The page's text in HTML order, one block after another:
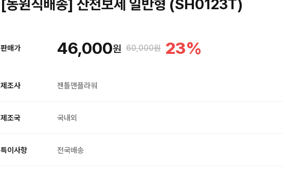
[농원직배송] 산천보세 일반형 (SH0123T)
판매가 46,000원 60,000원 23%
제조사 젠틀맨플라워
제조국 국내외
특이사항 전국배송